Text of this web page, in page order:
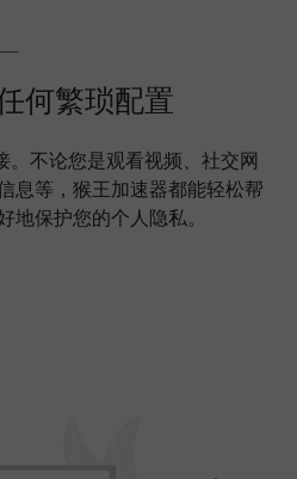
何繁琐配置
。不论您是观看视频、社交网
息等，猴王加速器都能轻松帮
保护您的个人隐私。